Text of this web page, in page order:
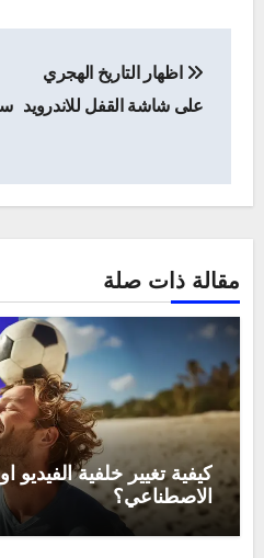
المقالات
اظهار التاريخ الهجري
على شاشة القفل للاندرويد
مقالة ذات صلة
كيفية تغيير خلفية الفيديو
الاصطناعي؟